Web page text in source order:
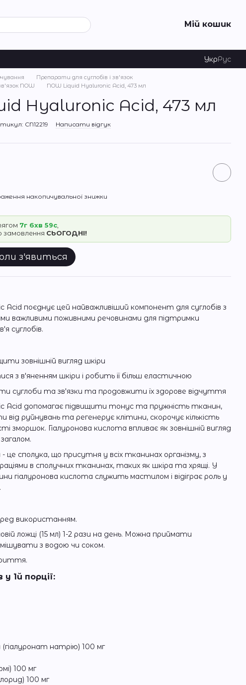
Мій кошик
УкрРус
Препарати для суглобів і зв'язок
NOW
NOW Liquid Hyaluronic Acid, 473 мл
Hyaluronic Acid, 473 мл
CN12219 Написати відгук
накопичувальної знижки
7г 6хв 59с
замовлення СЬОГОДНІ!
з'явиться
Acid поєднує цей найважливіший компонент для суглобів з
важливими поживними речовинами для підтримки
суглобів.
зовнішній вигляд шкіри
з в'яненням шкіри і робить її більш еластичною
суглоби та зв'язки та продовжити їх здорове відчуття
Acid допомагає підвищити тонус та пружність тканин,
від руйнувань та регенерує клітини, скорочує кількість
зморшок. Гіалуронова кислота впливає як зовнішній вигляд
це сполука, що присутня у всіх тканинах організму, з
в сполучних тканинах, таких як шкіра та хрящі. У
гіалуронова кислота служить мастилом і відіграє роль у
використанням.
ложці (15 мл) 1-2 рази на день. Можна приймати
з водою чи соком.
1й порції:
(гіалуронат натрію) 100 мг
100 мг
100 мг